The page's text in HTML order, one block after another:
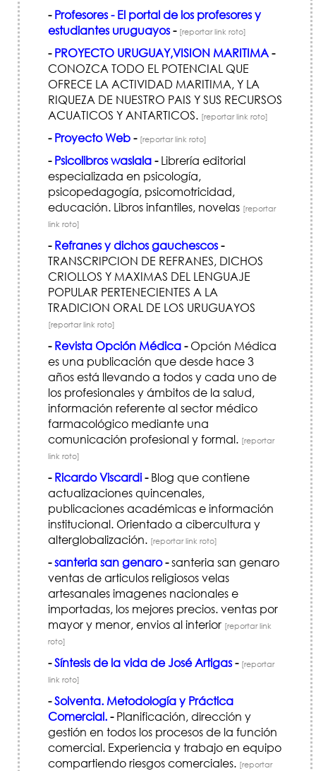
- Profesores - El portal de los profesores y
estudiantes uruguayos- [reportar link roto]
- PROYECTO URUGUAY,VISION MARITIMA-
CONOZCA TODO EL POTENCIAL QUE
OFRECE LA ACTIVIDAD MARITIMA, Y LA
RIQUEZA DE NUESTRO PAIS Y SUS RECURSOS
ACUATICOS Y ANTARTICOS. [reportar link roto]
- Proyecto Web- [reportar link roto]
- Psicolibros waslala-Librería editorial
especializada en psicología,
psicopedagogía, psicomotricidad,
educación. Libros infantiles, novelas [reportar
link roto]
- Refranes y dichos gauchescos-
TRANSCRIPCION DE REFRANES, DICHOS
CRIOLLOS Y MAXIMAS DEL LENGUAJE
POPULAR PERTENECIENTES A LA
TRADICION ORAL DE LOS URUGUAYOS
[reportar link roto]
- Revista Opción Médica-Opción Médica
es una publicación que desde hace 3
años está llevando a todos y cada uno de
los profesionales y ámbitos de la salud,
información referente al sector médico
farmacológico mediante una
comunicación profesional y formal. [reportar
link roto]
- Ricardo Viscardi-Blog que contiene
actualizaciones quincenales,
publicaciones académicas e información
institucional. Orientado a cibercultura y
alterglobalización. [reportar link roto]
-santeria san genaro-santeria san genaro
ventas de articulos religiosos velas
artesanales imagenes nacionales e
importadas, los mejores precios. ventas por
mayor y menor, envios al interior [reportar link
roto]
-Síntesis de la vida de José Artigas- [reportar
link roto]
-Solventa. Metodología y Práctica
Comercial.-Planificación, dirección y
gestión en todos los procesos de la función
comercial. Experiencia y trabajo en equipo
compartiendo riesgos comerciales. [reportar